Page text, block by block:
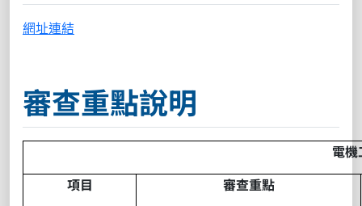
網址連結
審查重點說明
電
項目
審查重點